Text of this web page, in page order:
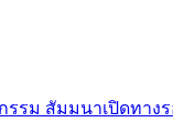
รม สัมมนาเปิดท